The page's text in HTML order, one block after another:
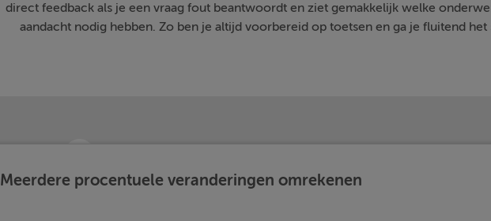
direct feedback als je een vraag fout beantwoordt en ziet gemakkelijk welke
aandacht nodig hebben. Zo ben je altijd voorbereid op toetsen en ga je fluitend
Meerdere procentuele veranderingen omrekenen